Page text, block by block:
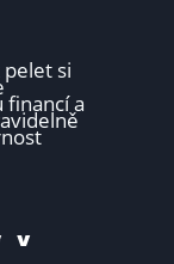
pelet si
a
v